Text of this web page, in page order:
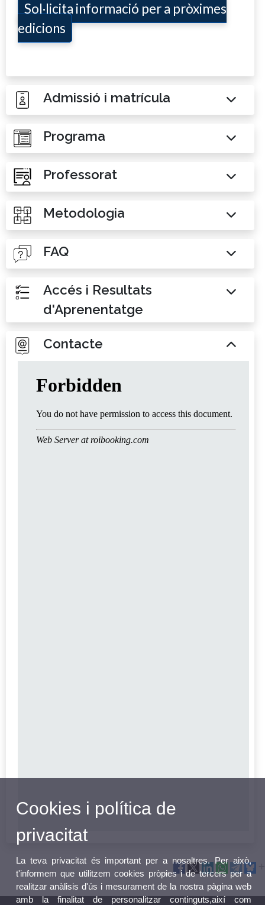
Sol·licita informació per a pròximes
edicions
Admissió i matrícula
Programa
Professorat
Metodologia
FAQ
Accés i Resultats
d'Aprenentatge
Contacte
Cookies i política de
privacitat
La teva privacitat és important per a nosaltres. Per això,
t'informem que utilitzem cookies pròpies i de tercers per a
realitzar anàlisis d'ús i mesurament de la nostra pàgina web
amb la finalitat de personalitzar continguts,així com